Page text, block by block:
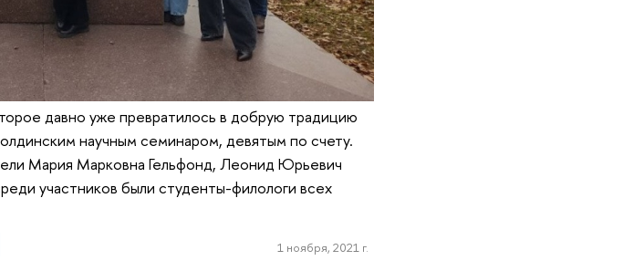
давно уже превратилось в добрую традицию
научным семинаром, девятым по счету.
Мария Марковна Гельфонд, Леонид Юрьевич
участников были студенты-филологи всех
1 ноября, 2021 г.